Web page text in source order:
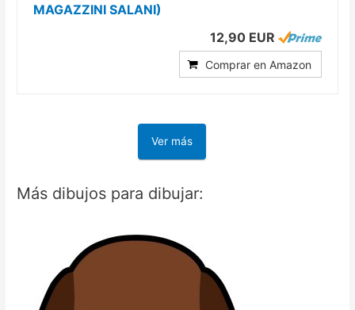
MAGAZZINI SALANI)
12,90 EUR
Comprar en Amazon
Ver más
Más dibujos para dibujar: